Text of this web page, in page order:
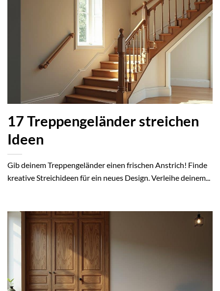
17 Treppengeländer streichen
Ideen
Gib deinem Treppengeländer einen frischen Anstrich! Finde
kreative Streichideen für ein neues Design. Verleihe deinem...